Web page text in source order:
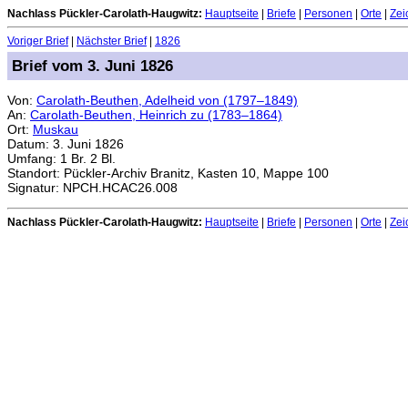
Nachlass Pückler-Carolath-Haugwitz: Hauptseite Briefe Personen Orte
Voriger Brief| Nächster Brief| 1826
Brief vom 3. Juni 1826
Von: Carolath-Beuthen, Adelheid von (1797–1849)
An: Carolath-Beuthen, Heinrich zu (1783–1864)
Ort: Muskau
Datum: 3. Juni 1826
Umfang: 1 Br. 2 Bl.
Standort: Pückler-Archiv Branitz, Kasten 10, Mappe 100
Signatur: NPCH.HCAC26.008
Nachlass Pückler-Carolath-Haugwitz: Hauptseite Briefe Personen Orte